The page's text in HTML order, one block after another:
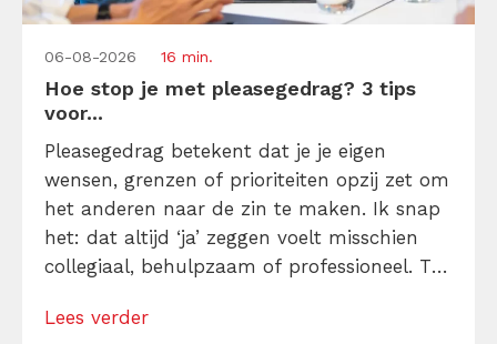
06-08-2026 16 min.
Hoe stop je met pleasegedrag? 3 tips
voor...
Pleasegedrag betekent dat je je eigen
wensen, grenzen of prioriteiten opzij zet om
het anderen naar de zin te maken. Ik snap
het: dat altijd ‘ja’ zeggen voelt misschien
collegiaal, behulpzaam of professioneel. Tot
andermans prioriteiten en je eigen werk
Lees verder